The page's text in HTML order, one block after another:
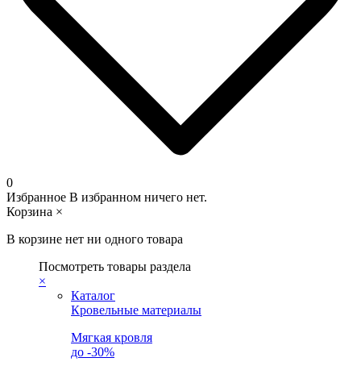
0
Избранное В избранном ничего нет.
Корзина ×
В корзине нет ни одного товара
Посмотреть товары раздела
×
Каталог
Кровельные материалы
Мягкая кровля
до -30%